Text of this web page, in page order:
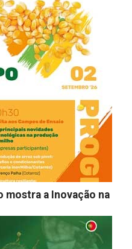
mostra a Inovação na